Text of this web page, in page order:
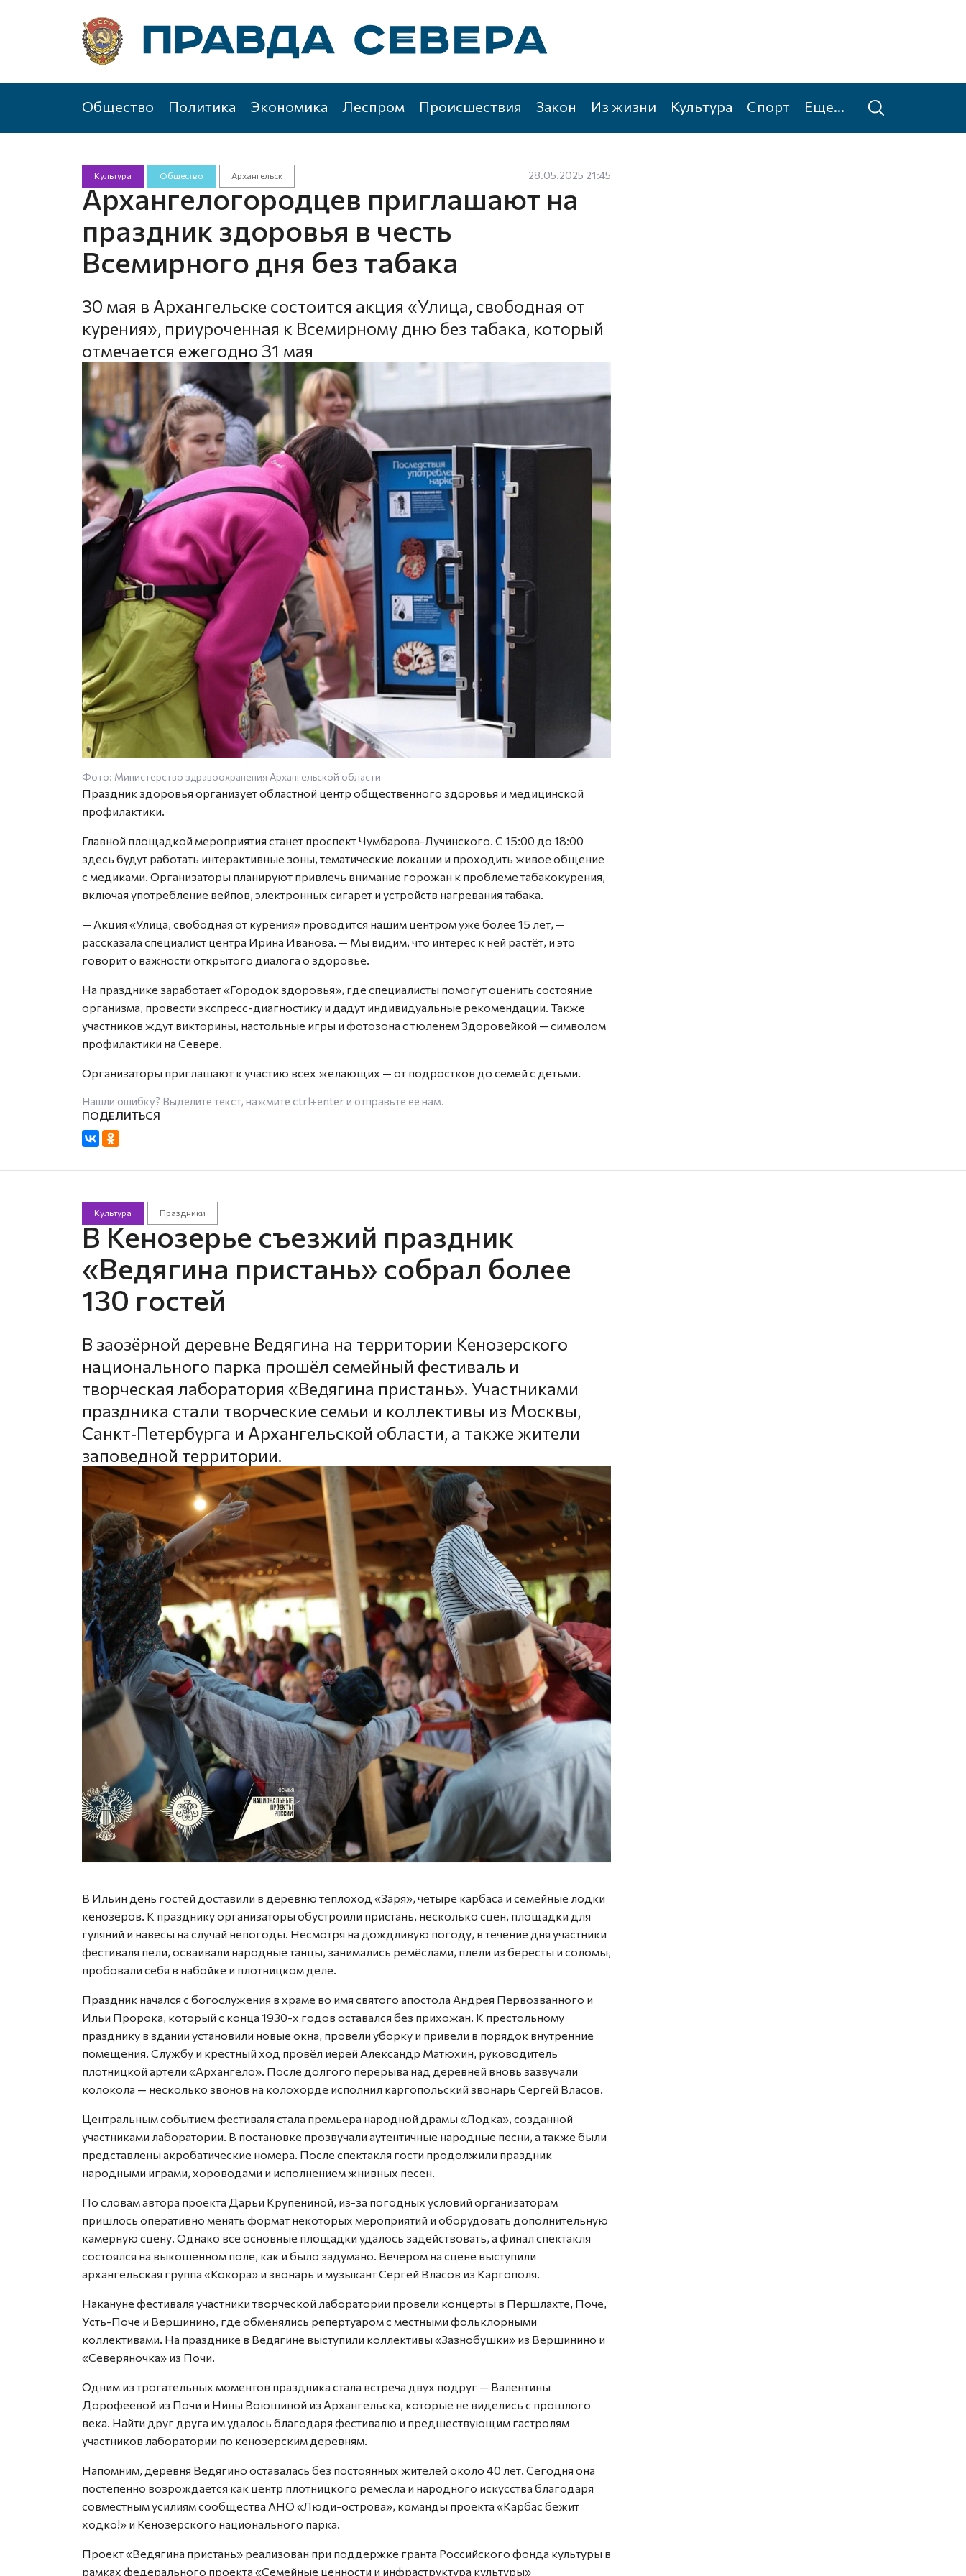
Общество Политика Экономика Леспром Происшествия Закон Из жизни Культура Спорт Еще...
Культура Общество Архангельск 28.05.2025 21:45
Архангелогородцев приглашают на
праздник здоровья в честь
Всемирного дня без табака
30 мая в Архангельске состоится акция «Улица, свободная от
курения», приуроченная к Всемирному дню без табака, который
отмечается ежегодно 31 мая
Фото: Министерство здравоохранения Архангельской области
Праздник здоровья организует областной центр общественного здоровья и медицинской
профилактики.
Главной площадкой мероприятия станет проспект Чумбарова-Лучинского. С 15:00 до 18:00
здесь будут работать интерактивные зоны, тематические локации и проходить живое общение
с медиками. Организаторы планируют привлечь внимание горожан к проблеме табакокурения,
включая употребление вейпов, электронных сигарет и устройств нагревания табака.
— Акция «Улица, свободная от курения» проводится нашим центром уже более 15 лет, —
рассказала специалист центра Ирина Иванова. — Мы видим, что интерес к ней растёт, и это
говорит о важности открытого диалога о здоровье.
На празднике заработает «Городок здоровья», где специалисты помогут оценить состояние
организма, провести экспресс-диагностику и дадут индивидуальные рекомендации. Также
участников ждут викторины, настольные игры и фотозона с тюленем Здоровейкой — символом
профилактики на Севере.
Организаторы приглашают к участию всех желающих — от подростков до семей с детьми.
Нашли ошибку? Выделите текст, нажмите ctrl+enterи отправьте ее нам.
Культура Праздники
В Кенозерье съезжий праздник
«Ведягина пристань» собрал более
130 гостей
В заозёрной деревне Ведягина на территории Кенозерского
национального парка прошёл семейный фестиваль и
творческая лаборатория «Ведягина пристань». Участниками
праздника стали творческие семьи и коллективы из Москвы,
Санкт‑Петербурга и Архангельской области, а также жители
заповедной территории.
В Ильин день гостей доставили в деревню теплоход «Заря», четыре карбаса и семейные лодки
кенозёров. К празднику организаторы обустроили пристань, несколько сцен, площадки для
гуляний и навесы на случай непогоды. Несмотря на дождливую погоду, в течение дня участники
фестиваля пели, осваивали народные танцы, занимались ремёслами, плели из бересты и соломы,
пробовали себя в набойке и плотницком деле.
Праздник начался с богослужения в храме во имя святого апостола Андрея Первозванного и
Ильи Пророка, который с конца 1930-х годов оставался без прихожан. К престольному
празднику в здании установили новые окна, провели уборку и привели в порядок внутренние
помещения. Службу и крестный ход провёл иерей Александр Матюхин, руководитель
плотницкой артели «Архангело». После долгого перерыва над деревней вновь зазвучали
колокола — несколько звонов на колохорде исполнил каргопольский звонарь Сергей Власов.
Центральным событием фестиваля стала премьера народной драмы «Лодка», созданной
участниками лаборатории. В постановке прозвучали аутентичные народные песни, а также были
представлены акробатические номера. После спектакля гости продолжили праздник
народными играми, хороводами и исполнением жнивных песен.
По словам автора проекта Дарьи Крупениной, из-за погодных условий организаторам
пришлось оперативно менять формат некоторых мероприятий и оборудовать дополнительную
камерную сцену. Однако все основные площадки удалось задействовать, а финал спектакля
состоялся на выкошенном поле, как и было задумано. Вечером на сцене выступили
архангельская группа «Кокора» и звонарь и музыкант Сергей Власов из Каргополя.
Накануне фестиваля участники творческой лаборатории провели концерты в Першлахте, Поче,
Усть-Поче и Вершинино, где обменялись репертуаром с местными фольклорными
коллективами. На празднике в Ведягине выступили коллективы «Зазнобушки» из Вершинино и
«Северяночка» из Почи.
Одним из трогательных моментов праздника стала встреча двух подруг — Валентины
Дорофеевой из Почи и Нины Воюшиной из Архангельска, которые не виделись с прошлого
века. Найти друг друга им удалось благодаря фестивалю и предшествующим гастролям
участников лаборатории по кенозерским деревням.
Напомним, деревня Ведягино оставалась без постоянных жителей около 40 лет. Сегодня она
постепенно возрождается как центр плотницкого ремесла и народного искусства благодаря
совместным усилиям сообщества АНО «Люди-острова», команды проекта «Карбас бежит
ходко!» и Кенозерского национального парка.
Проект «Ведягина пристань» реализован при поддержке гранта Российского фонда культуры в
рамках федерального проекта «Семейные ценности и инфраструктура культуры»